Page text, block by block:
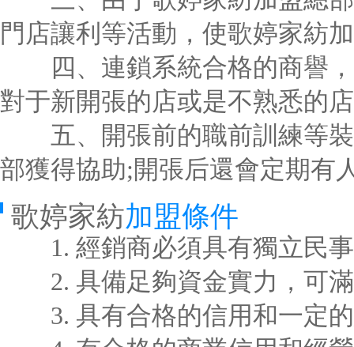
門店讓利等活動，使歌婷家紡
四、連鎖系統合格的商譽，
對于新開張的店或是不熟悉的
五、開張前的職前訓練等裝
部獲得協助;開張后還會定期有
歌婷家紡加盟條件
1. 經銷商必須具有獨立民事
2. 具備足夠資金實力，可滿
3. 具有合格的信用和一定的